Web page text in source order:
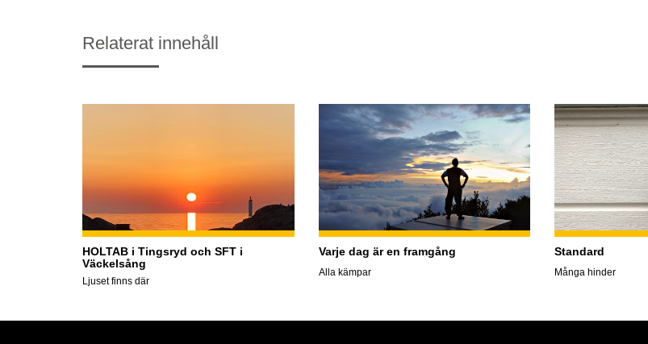
Relaterat innehåll
HOLTAB i Tingsryd och SFT i
Väckelsång
Ljuset finns där
Varje dag är en framgång
Alla kämpar
Standard
Många hinder